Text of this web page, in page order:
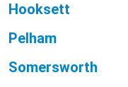
Hooksett
Pelham
Somersworth